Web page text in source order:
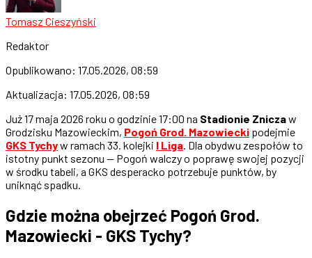
Tomasz Cieszyński
Redaktor
Opublikowano: 17.05.2026, 08:59
Aktualizacja: 17.05.2026, 08:59
Już 17 maja 2026 roku o godzinie 17:00 na Stadionie Zniczaw
Grodzisku Mazowieckim, Pogoń Grod. Mazowiecki podejmie
GKS Tychyw ramach 33. kolejki I Liga. Dla obydwu zespołów to
istotny punkt sezonu — Pogoń walczy o poprawę swojej pozycji
w środku tabeli, a GKS desperacko potrzebuje punktów, by
uniknąć spadku.
Gdzie można obejrzeć Pogoń Grod.
Mazowiecki - GKS Tychy?